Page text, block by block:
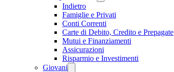
Indietro
Famiglie e Privati
Conti Correnti
Carte di Debito, Credito e Prepagate
Mutui e Finanziamenti
Assicurazioni
Risparmio e Investimenti
Giovani